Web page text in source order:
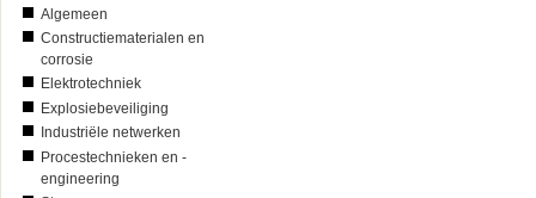
Algemeen
Constructiematerialen en
corrosie
Elektrotechniek
Explosiebeveiliging
Industriële netwerken
Procestechnieken en -
engineering